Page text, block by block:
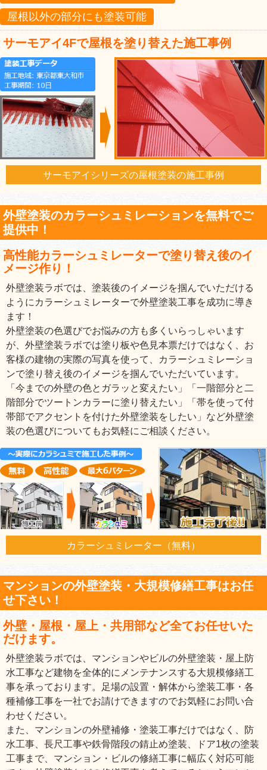
屋根以外の部分にも塗装可能
サーモアイ4Fで屋根を塗り替えた施工事例
サーモアイシリーズの屋根塗装の施工事例
外壁塗装のカラーシュミレーションを無料でご
提供中！
高性能カラーシュミレーターで塗り替え後のイ
メージ作り！
外壁塗装ラボでは、塗装後のイメージを掴んでいただける
ようにカラーシュミレーターで外壁塗装工事を成功に導き
ます！
外壁塗装の色選びでお悩みの方も多くいらっしゃいます
が、外壁塗装ラボでは塗り板や色見本票だけではなく、お
客様の建物の実際の写真を使って、カラーシュミレーショ
ンで塗り替え後のイメージを掴んでいただいています。
「今までの外壁の色とガラッと変えたい」「一階部分と二
階部分でツートンカラーに塗り替えたい」「帯を使って付
帯部でアクセントを付けた外壁塗装をしたい」など外壁塗
装の色選びについてもお気軽にご相談ください。
カラーシュミレーター（無料）
マンションの外壁塗装・大規模修繕工事はお任
せ下さい！
外壁・屋根・屋上・共用部など全てお任せいた
だけます。
外壁塗装ラボでは、マンションやビルの外壁塗装・屋上防
水工事など建物を全体的にメンテナンスする大規模修繕工
事を承っております。足場の設置・解体から塗装工事・各
種補修工事を一社でお請けできますのでお気軽にお問い合
わせください。
また、マンションの外壁補修・塗装工事だけではなく、防
水工事、長尺工事や鉄骨階段の錆止め塗装、ドア1枚の塗装
工事まで、マンション・ビルの修繕工事に幅広く対応可能